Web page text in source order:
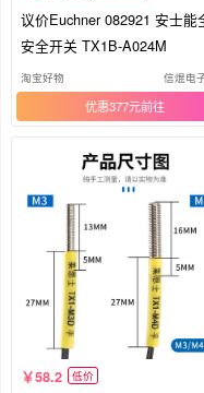
议价Euchner 082921 安士能
安全开关 TX1B-A024M
淘宝好物 信焜电
优惠377元
58.2 低价